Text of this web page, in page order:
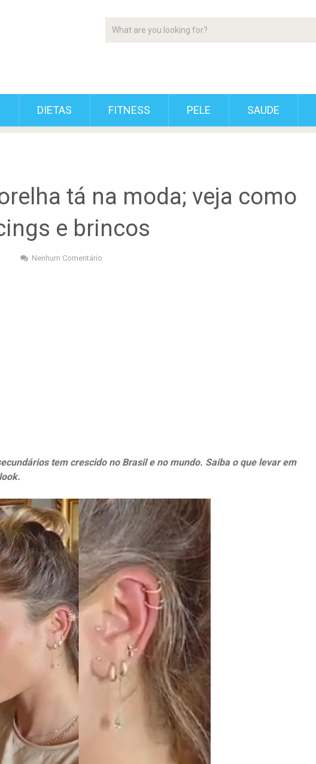
DIETAS FITNESS PELE SAUDE
tá na moda; veja como
e brincos
Nenhum Comentário
tem crescido no Brasil e no mundo. Saiba o que levar em